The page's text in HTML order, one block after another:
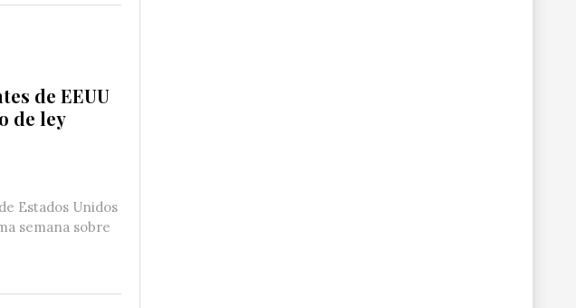
de EEUU
de ley
Estados Unidos
semana sobre